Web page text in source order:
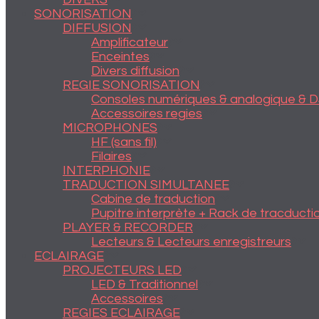
SONORISATION
DIFFUSION
Amplificateur
Enceintes
Divers diffusion
REGIE SONORISATION
Consoles numériques & analogique &
Accessoires regies
MICROPHONES
HF (sans fil)
Filaires
INTERPHONIE
TRADUCTION SIMULTANEE
Cabine de traduction
Pupitre interprète + Rack de
PLAYER & RECORDER
Lecteurs & Lecteurs enregistreurs
ECLAIRAGE
PROJECTEURS LED
LED & Traditionnel
Accessoires
REGIES ECLAIRAGE